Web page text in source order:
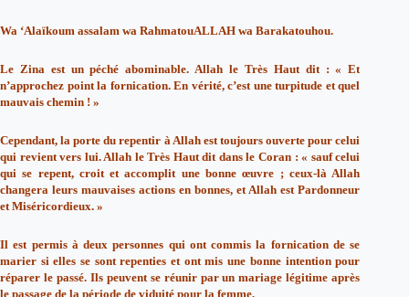
Wa ‘Alaïkoum assalam wa RahmatouALLAH wa Barakatouhou.
Le Zina est un péché abominable. Allah le Très Haut dit : « Et
n’approchez point la fornication. En vérité, c’est une turpitude et quel
mauvais chemin ! »
Cependant, la porte du repentir à Allah est toujours ouverte pour celui
qui revient vers lui. Allah le Très Haut dit dans le Coran : « sauf celui
qui se repent, croit et accomplit une bonne œuvre ; ceux-là Allah
changera leurs mauvaises actions en bonnes, et Allah est Pardonneur
et Miséricordieux. »
Il est permis à deux personnes qui ont commis la fornication de se
marier si elles se sont repenties et ont mis une bonne intention pour
réparer le passé. Ils peuvent se réunir par un mariage légitime après
le passage de la période de viduité pour la femme.